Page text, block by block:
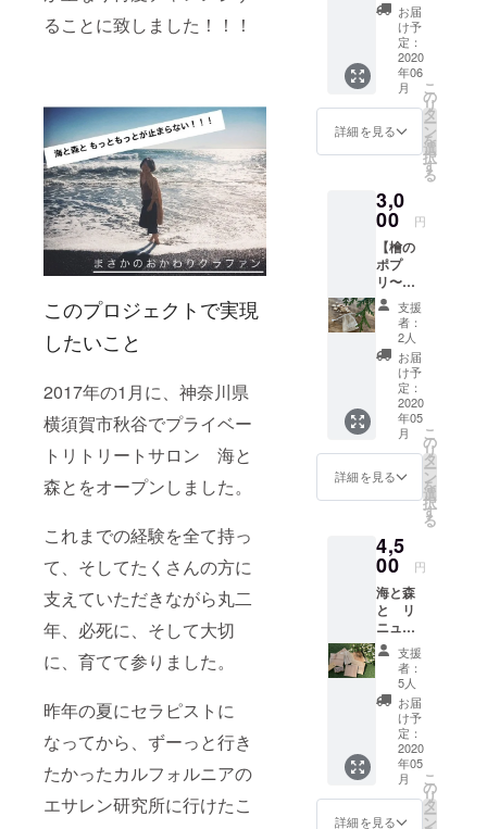
ることに致しました！！！
このプロジェクトで実現
したいこと
2017年の1月に、神奈川県
横須賀市秋谷でプライベー
トリトリートサロン 海と
森とをオープンしました。
これまでの経験を全て持っ
て、そしてたくさんの方に
支えていただきながら丸二
年、必死に、そして大切
に、育てて参りました。
昨年の夏にセラピストに
なってから、ずーっと行き
たかったカルフォルニアの
エサレン研究所に行けたこ
パを運営し
す。
ウン
ロー
ド】 世
界でも
活躍
し、常
に進化
し続け
てたく
さんの
魅了し
惹きつ
け、一
度Live
に足を
運ぶと
誰でも
ファン
になっ
てしま
う彼の
魅力は
計り知
れな
い。
数々の
作品へ
い、現
在は日
本のハ
ンドパ
ンシー
ンも率
いる
Reo
Matsu
moto 氏
に、優
しい音
色のハ
ンドパ
ンで、
海と森
とオリ
お届
け予
定：
2020
年06
月
詳細を見る
こ
の
リ
タ
ー
ン
を
選
択
す
る
3,0
00 円
【檜の
ポプ
リ〜海
と森
と オ
リジナ
ル巾着
り〜】
手のひ
らサイ
ズの巾
着に、
檜の
チップ
に更に
けした
オリジ
ナル森
のポプ
リ。 ク
ロー
ゼット
の中で
ふんわ
りと 玄
関で消
臭剤と
して ま
た、寝
室の枕
元にお
くのも
支援
者：
2人
お届
け予
定：
2020
年05
月
詳細を見る
こ
の
リ
タ
ー
ン
を
選
択
す
る
4,5
00 円
海と森
と リ
ニュー
アルし
た床で
使用し
た余っ
た新し
い杉の
板で
メッ
セージ
ボード
を作成
支援
者：
5人
お届
け予
定：
2020
年05
月
詳細を見る
こ
の
リ
タ
ー
ン